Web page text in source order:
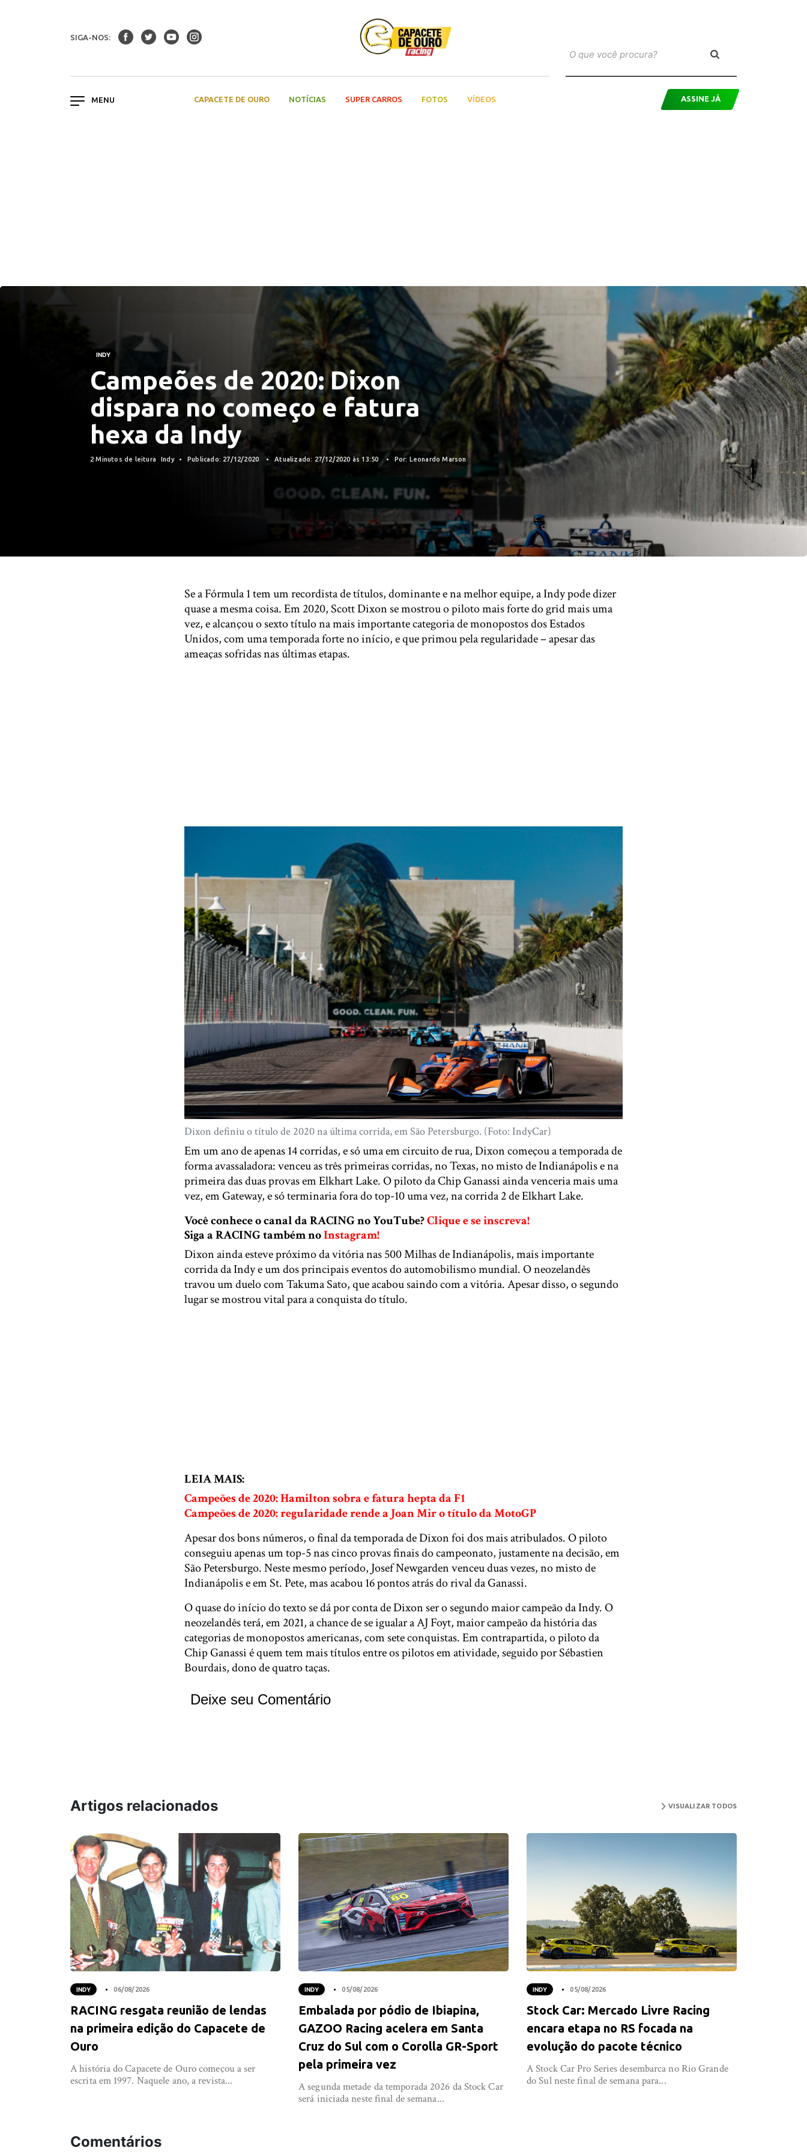
SIGA-NOS:
CAPACETE DE OURO NOTÍCIAS SUPER CARROS FOTOS VÍDEOS ASSINE JÁ
INDY
Campeões de 2020: Dixon
dispara no começo e fatura
hexa da Indy
2 Minutos de leitura Indy Publicado: 27/12/2020 Atualizado: 27/12/2020 às 13:50 Por: Leonardo Marson
Se a Fórmula 1 tem um recordista de títulos, dominante e na melhor equipe, a Indy pode dizer
quase a mesma coisa. Em 2020, Scott Dixon se mostrou o piloto mais forte do grid mais uma
vez, e alcançou o sexto título na mais importante categoria de monopostos dos Estados
Unidos, com uma temporada forte no início, e que primou pela regularidade – apesar das
ameaças sofridas nas últimas etapas.
Dixon definiu o título de 2020 na última corrida, em São Petersburgo. (Foto: IndyCar)
Em um ano de apenas 14 corridas, e só uma em circuito de rua, Dixon começou a temporada de
forma avassaladora: venceu as três primeiras corridas, no Texas, no misto de Indianápolis e na
primeira das duas provas em Elkhart Lake. O piloto da Chip Ganassi ainda venceria mais uma
vez, em Gateway, e só terminaria fora do top-10 uma vez, na corrida 2 de Elkhart Lake.
Você conhece o canal da RACING no YouTube?Clique e se inscreva!
Siga a RACING também noInstagram!
Dixon ainda esteve próximo da vitória nas 500 Milhas de Indianápolis, mais importante
corrida da Indy e um dos principais eventos do automobilismo mundial. O neozelandês
travou um duelo com Takuma Sato, que acabou saindo com a vitória. Apesar disso, o segundo
lugar se mostrou vital para a conquista do título.
LEIA MAIS:
Campeões de 2020: Hamilton sobra e fatura hepta da F1
Campeões de 2020: regularidade rende a Joan Mir o título da MotoGP
Apesar dos bons números, o final da temporada de Dixon foi dos mais atribulados. O piloto
conseguiu apenas um top-5 nas cinco provas finais do campeonato, justamente na decisão, em
São Petersburgo. Neste mesmo período, Josef Newgarden venceu duas vezes, no misto de
Indianápolis e em St. Pete, mas acabou 16 pontos atrás do rival da Ganassi.
O quase do início do texto se dá por conta de Dixon ser o segundo maior campeão da Indy. O
neozelandês terá, em 2021, a chance de se igualar a AJ Foyt, maior campeão da história das
categorias de monopostos americanas, com sete conquistas. Em contrapartida, o piloto da
Chip Ganassi é quem tem mais títulos entre os pilotos em atividade, seguido por Sébastien
Bourdais, dono de quatro taças.
Deixe seu Comentário
Artigos relacionados VISUALIZAR TODOS
INDY 06/08/2026
RACING resgata reunião de lendas
na primeira edição do Capacete de
Ouro
A história do Capacete de Ouro começou a ser
escrita em 1997. Naquele ano, a revista...
INDY 05/08/2026
Embalada por pódio de Ibiapina,
GAZOO Racing acelera em Santa
Cruz do Sul com o Corolla GR-Sport
pela primeira vez
A segunda metade da temporada 2026 da Stock Car
será iniciada neste final de semana...
INDY 05/08/2026
Stock Car: Mercado Livre Racing
encara etapa no RS focada na
evolução do pacote técnico
A Stock Car Pro Series desembarca no Rio Grande
do Sul neste final de semana para...
Comentários